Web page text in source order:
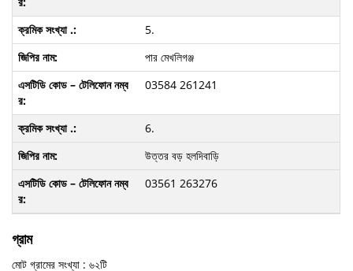
5.
পার মেখলিগঞ্জ
03584 261241
6.
উত্তর বড় হলদিবাড়ি
03561 263276
গ্রাম
মোট গ্রামের সংখ্যা : ৬২টি